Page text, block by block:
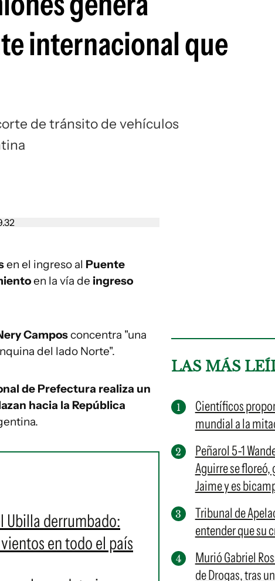
internacional que
de tránsito de vehículos
en el ingreso al Puente
en la vía de ingreso
Camposconcentra "una
del lado Norte".
de Prefectura realiza un
hacia la República
Ubilla derrumbado:
en todo el país
LAS MÁS
Científicos
mundial a la
Peñarol 5-1
Aguirre se floreó,
Jaime y es
Tribunal de
entender que su
Murió Gabriel
de Drogas, tras